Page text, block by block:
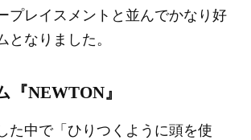
プレイスメントと並んでかなり好
となりました。
『NEWTON』
た中で「ひりつくように頭を使